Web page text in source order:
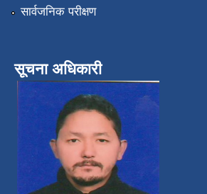
सार्वजनिक परीक्षण
सूचना अधिकारी